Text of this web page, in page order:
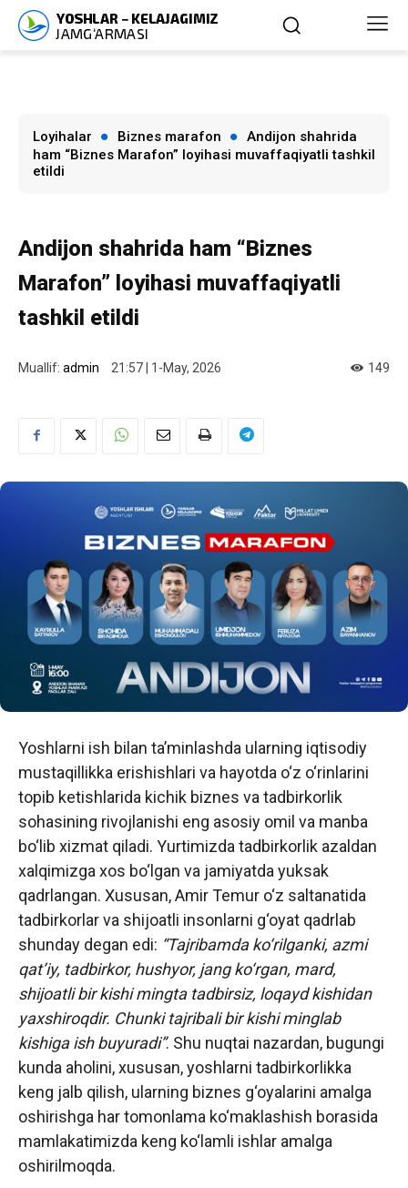
Loyihalar Biznes marafon
Andijon shahrida
ham “Biznes Marafon” loyihasi muvaffaqiyatli tashkil
etildi
Andijon shahrida ham “Biznes
Marafon” loyihasi muvaffaqiyatli
tashkil etildi
Muallif: admin 21:57 | 1-May, 2026 149
Yoshlarni ish bilan ta’minlashda ularning iqtisodiy
mustaqillikka erishishlari va hayotda o‘z o‘rinlarini
topib ketishlarida kichik biznes va tadbirkorlik
sohasining rivojlanishi eng asosiy omil va manba
bo‘lib xizmat qiladi. Yurtimizda tadbirkorlik azaldan
xalqimizga xos bo‘lgan va jamiyatda yuksak
qadrlangan. Xususan, Amir Temur o‘z saltanatida
tadbirkorlar va shijoatli insonlarni g‘oyat qadrlab
shunday degan edi: “Tajribamda ko‘rilganki, azmi
qat’iy, tadbirkor, hushyor, jang ko‘rgan, mard,
shijoatli bir kishi mingta tadbirsiz, loqayd kishidan
yaxshiroqdir. Chunki tajribali bir kishi minglab
kishiga ish buyuradi”. Shu nuqtai nazardan, bugungi
kunda aholini, xususan, yoshlarni tadbirkorlikka
keng jalb qilish, ularning biznes g‘oyalarini amalga
oshirishga har tomonlama ko‘maklashish borasida
mamlakatimizda keng ko‘lamli ishlar amalga
oshirilmoqda.